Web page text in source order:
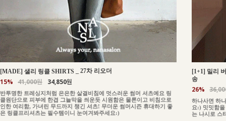
[MADE] 샐리 링클 SHIRTS 27차 리오더
15% 41,000원 34,850원
반투명한 트레싱지처럼 은은한 살결비침에 멋스러운 썸머 셔츠예요 링
클원단으로 피부에 한겹 그늘막을 씌운듯 시원함은 물론이고 비침으로
인한 여리함, 가녀린 무드까지 챙긴 셔츠! 무더운 썸머시즌 휴대하기 좋
은 링클프리셔츠는 필수템이니 눈여겨봐주세요:)
[1+1] 밀리
송
26%
하나사면 하
요:) 밋밋함
는 나시로 스